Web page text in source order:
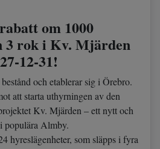
om 1000
3 rok i Kv. Mjärden
12-31!
och etablerar sig i Örebro.
att starta uthyrningen av den
Kv. Mjärden – ett nytt och
populära Almby.
hyreslägenheter, som släpps i fyra